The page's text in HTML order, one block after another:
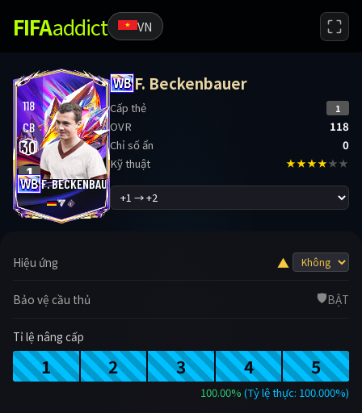
FIFAaddict VN
118
CB
30
1
F. BECKENBAUER
F. Beckenbauer
Cấp thẻ 1
OVR
118
Chỉ số ẩn
0
Kỹ thuật
★★★★★★
Hiệu ứng ▲
Bảo vệ cầu thủ 🛡️BẬT
Tỉ lệ nâng cấp
1 2 3 4 5
100.00% (Tỷ lệ thực: 100.000%)